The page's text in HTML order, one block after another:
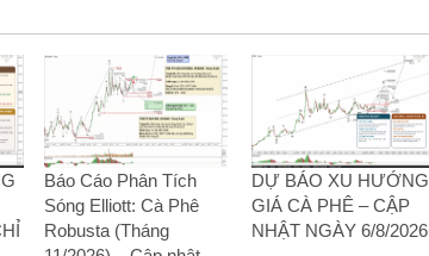
Báo Cáo Phân Tích
Sóng Elliott: Cà Phê
Robusta (Tháng
DỰ BÁO XU HƯỚNG
GIÁ CÀ PHÊ – CẬP
NHẬT NGÀY 6/8/2026